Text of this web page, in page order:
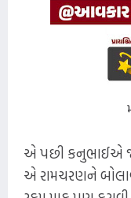
એ પછી કનુભાઈએ જે
એ રામચરણને